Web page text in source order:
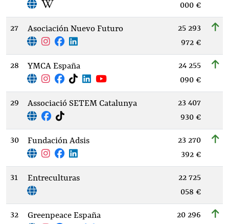
000 €
27 Asociación Nuevo Futuro
25 293
972 €
28 YMCA España
24 255
090 €
29 Associació SETEM Catalunya
23 407
930 €
30 Fundación Adsis
23 270
392 €
31 Entreculturas
22 725
058 €
32 Greenpeace España
20 296